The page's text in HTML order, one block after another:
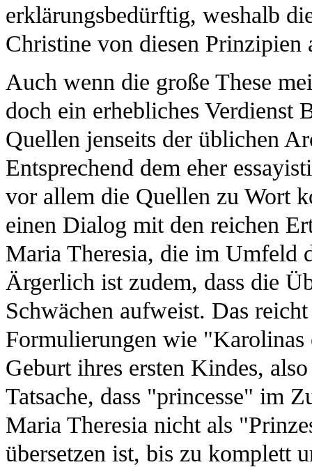
erklärungsbedürftig, weshalb
Christine von diesen Prinzipien
Auch wenn die große These
doch ein erhebliches Verdienst
Quellen jenseits der üblichen
Entsprechend dem eher
vor allem die Quellen zu Wort
einen Dialog mit den reichen
Maria Theresia, die im Umfeld
Ärgerlich ist zudem, dass die
Schwächen aufweist. Das
Formulierungen wie
Geburt ihres ersten Kindes,
Tatsache, dass "princesse" im
Maria Theresia nicht als
übersetzen ist, bis zu komplett